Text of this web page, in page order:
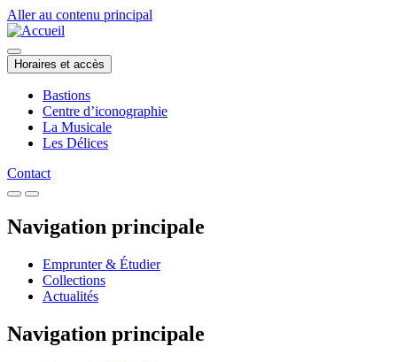
Aller au contenu principal
Horaires et accès
Bastions
Centre d’iconographie
La Musicale
Les Délices
Contact
Navigation principale
Emprunter & Étudier
Collections
Actualités
Navigation principale